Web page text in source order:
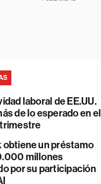
laboral de EE.UU.
de lo esperado en el
un préstamo
millones
por su participación